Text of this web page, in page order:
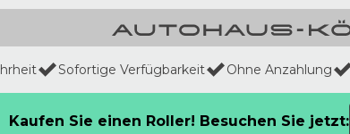
Sofortige Verfügbarkeit Ohne Anzahlung
Kaufen Sie einen Roller! Besuchen Sie jetzt: